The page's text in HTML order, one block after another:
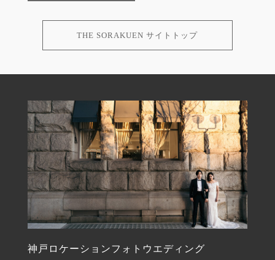
THE SORAKUEN サイトトップ
神戸ロケーションフォトウエディング